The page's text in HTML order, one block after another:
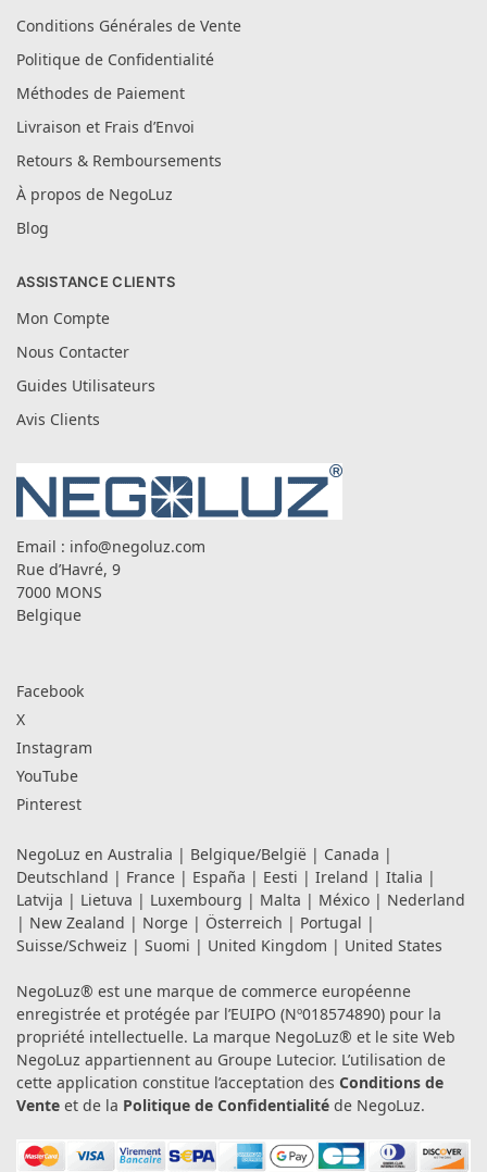
Conditions Générales de Vente
Politique de Confidentialité
Méthodes de Paiement
Livraison et Frais d’Envoi
Retours & Remboursements
À propos de NegoLuz
Blog
ASSISTANCE CLIENTS
Mon Compte
Nous Contacter
Guides Utilisateurs
Avis Clients
Email : info@negoluz.com
Rue d’Havré, 9
7000 MONS
Belgique
Facebook
X
Instagram
YouTube
Pinterest
NegoLuz en Australia | Belgique/België | Canada |
Deutschland | France | España | Eesti | Ireland | Italia |
Latvija | Lietuva | Luxembourg | Malta | México | Nederland
| New Zealand | Norge | Österreich | Portugal |
Suisse/Schweiz | Suomi | United Kingdom | United States
NegoLuz® est une marque de commerce européenne
enregistrée et protégée par l’EUIPO (Nº018574890) pour la
propriété intellectuelle. La marque NegoLuz® et le site Web
NegoLuz appartiennent au Groupe Lutecior. L’utilisation de
cette application constitue l’acceptation des Conditions de
Vente et de la Politique de Confidentialité de NegoLuz.